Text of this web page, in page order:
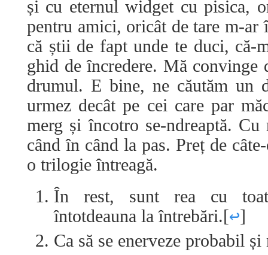
și cu eternul widget cu pisica,
pentru amici, oricât de tare m-ar
că știi de fapt unde te duci,
ghid de încredere. Mă
drumul. E bine, ne căutăm un
urmez decât pe cei care par
merg și încotro se-ndreaptă.
când în când la pas. Preț de
o trilogie întreagă.
În rest, sunt rea cu
întotdeauna la întrebări.[↩]
Ca să se enerveze probabil și